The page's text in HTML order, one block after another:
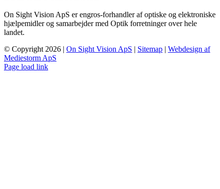
On Sight Vision ApS er engros-forhandler af optiske og elektroniske
hjælpemidler og samarbejder med Optik forretninger over hele
landet.
© Copyright 2026 | On Sight Vision ApS | Sitemap | Webdesign af
Mediestorm ApS
Page load link